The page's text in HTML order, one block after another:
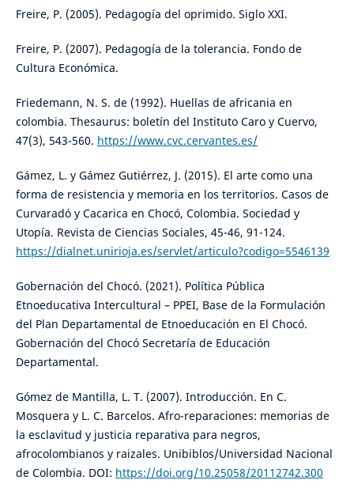
Freire, P. (2005). Pedagogía del oprimido. Siglo XXI.
Freire, P. (2007). Pedagogía de la tolerancia. Fondo de
Cultura Económica.
Friedemann, N. S. de (1992). Huellas de africania en
colombia. Thesaurus: boletín del Instituto Caro y Cuervo,
47(3), 543-560. https://www.cvc.cervantes.es/
Gámez, L. y Gámez Gutiérrez, J. (2015). El arte como una
forma de resistencia y memoria en los territorios. Casos de
Curvaradó y Cacarica en Chocó, Colombia. Sociedad y
Utopía. Revista de Ciencias Sociales, 45-46, 91-124.
https://dialnet.unirioja.es/servlet/articulo?codigo=5546139
Gobernación del Chocó. (2021). Política Pública
Etnoeducativa Intercultural – PPEI, Base de la Formulación
del Plan Departamental de Etnoeducación en El Chocó.
Gobernación del Chocó Secretaría de Educación
Departamental.
Gómez de Mantilla, L. T. (2007). Introducción. En C.
Mosquera y L. C. Barcelos. Afro-reparaciones: memorias de
la esclavitud y justicia reparativa para negros,
afrocolombianos y raizales. Unibiblos/Universidad Nacional
de Colombia. DOI: https://doi.org/10.25058/20112742.300